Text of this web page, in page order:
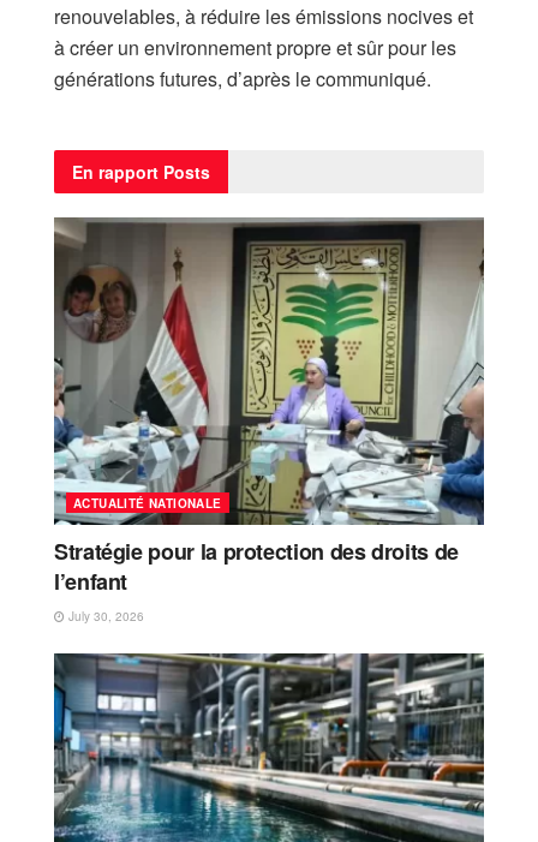
renouvelables, à réduire les émissions nocives et
à créer un environnement propre et sûr pour les
générations futures, d’après le communiqué.
En rapport Posts
ACTUALITÉ NATIONALE
Stratégie pour la protection des droits de
l’enfant
July 30, 2026